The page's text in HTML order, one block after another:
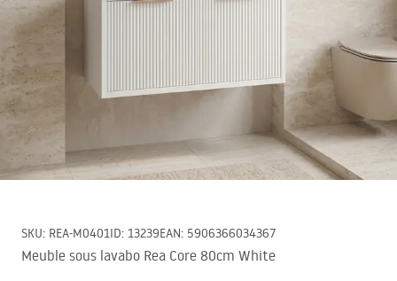
SKU: REA-M0401ID: 13239EAN: 5906366034367
Meuble sous lavabo Rea Core 80cm White